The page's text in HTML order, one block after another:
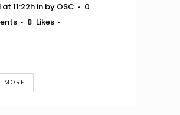
11:22h in by OSC
0
8 Likes
MORE